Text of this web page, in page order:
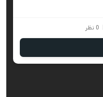
0 نظر